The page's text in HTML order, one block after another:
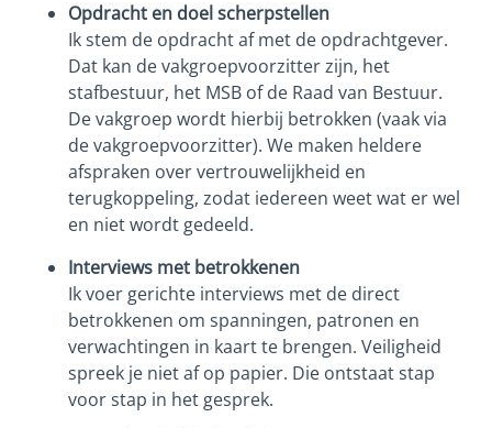
Opdracht en doel scherpstellen
Ik stem de opdracht af met de opdrachtgever.
Dat kan de vakgroepvoorzitter zijn, het
stafbestuur, het MSB of de Raad van Bestuur.
De vakgroep wordt hierbij betrokken (vaak via
de vakgroepvoorzitter). We maken heldere
afspraken over vertrouwelijkheid en
terugkoppeling, zodat iedereen weet wat er wel
en niet wordt gedeeld.
Interviews met betrokkenen
Ik voer gerichte interviews met de direct
betrokkenen om spanningen, patronen en
verwachtingen in kaart te brengen. Veiligheid
spreek je niet af op papier. Die ontstaat stap
voor stap in het gesprek.